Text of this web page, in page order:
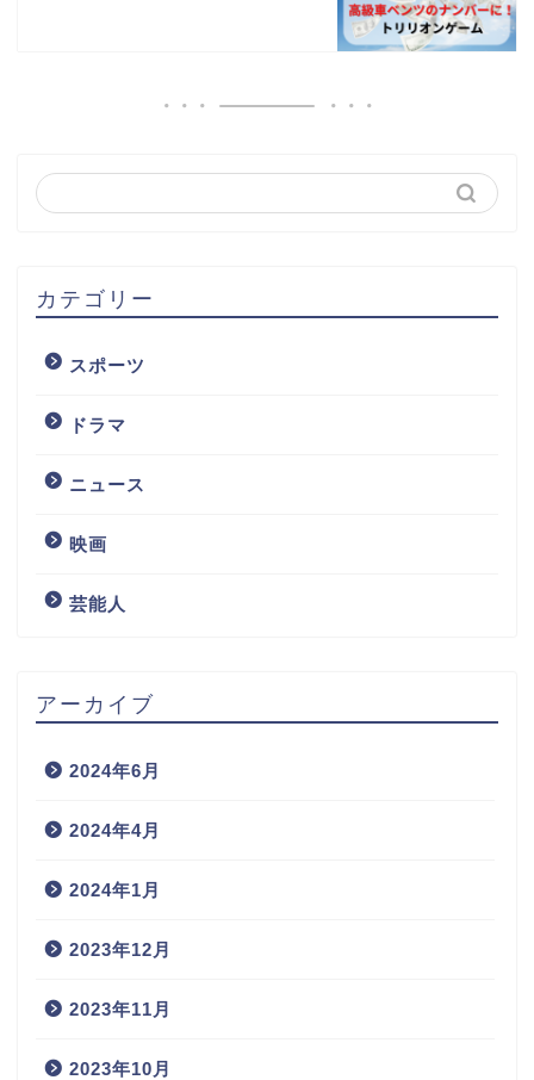
カテゴリー
スポーツ
ドラマ
ニュース
映画
芸能人
アーカイブ
2024年6月
2024年4月
2024年1月
2023年12月
2023年11月
2023年10月